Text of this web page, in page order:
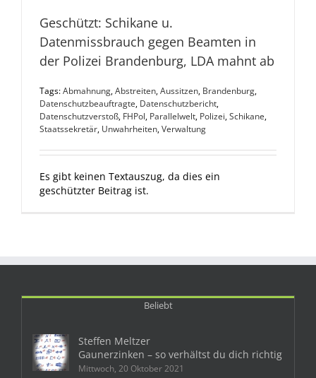
Geschützt: Schikane u.
Datenmissbrauch gegen Beamten in
der Polizei Brandenburg, LDA mahnt ab
Tags:Abmahnung,Abstreiten,Aussitzen, Brandenburg,
Datenschutzbeauftragte, Datenschutzbericht,
Datenschutzverstoß, FHPol, Parallelwelt, Polizei,Schikane,
Staatssekretär, Unwahrheiten,Verwaltung
Es gibt keinen Textauszug, da dies ein
geschützter Beitrag ist.
Beliebt
Steffen Meltzer
Gaunerzinken – so verhältst du dich richtig
Mittwoch, 20 Oktober 2021